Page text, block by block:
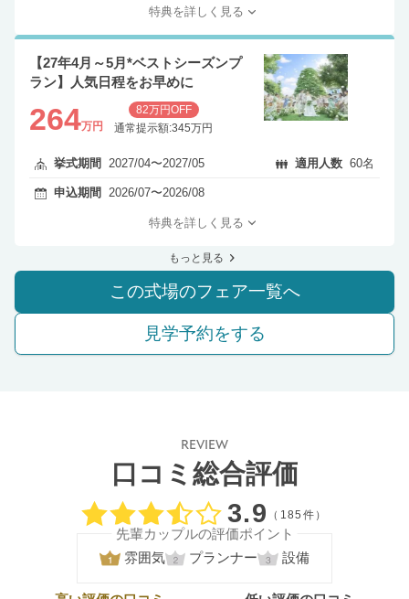
特典を詳しく見る
【27年4月～5月*ベストシーズンプ
ラン】人気日程をお早めに
264万円
82万円OFF
通常提示額:345万円
挙式期間 2027/04〜2027/05 適用人数 60名
申込期間 2026/07〜2026/08
特典を詳しく見る
もっと見る
この式場のフェア一覧へ
見学予約をする
REVIEW
口コミ総合評価
口コミ評価
3.9 （185件）
先輩カップルの評価ポイント
雰囲気
プランナー 設備